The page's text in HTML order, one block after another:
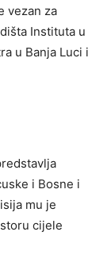
vezan za
Instituta u
u Banja Luci i
i Bosne i
mu je
cijele